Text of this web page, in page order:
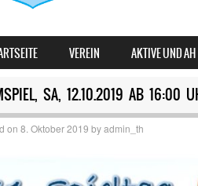
VEREIN AKTIVE UND AH
SA, 12.10.2019 AB 16:00
on 8. Oktober 2019 byadmin_th